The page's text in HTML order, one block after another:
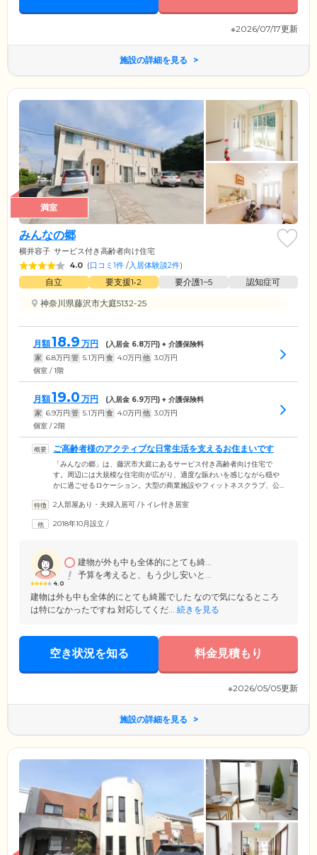
※2026/07/17更新
施設の詳細を見る
満室
みんなの郷
横井容子 サービス付き高齢者向け住宅
4.0 (口コミ1件 /入居体験談2件)
自立 要支援1•2 要介護1~5
認知症可
神奈川県藤沢市大庭5132-25
月額18.9 万円 (入居金 6.8万円) + 介護保険料
家 6.8万円 管 5.1万円 食 4.0万円 他 3.0万円
個室 / 1階
月額19.0 万円 (入居金 6.9万円) + 介護保険料
家 6.9万円 管 5.1万円 食 4.0万円 他 3.0万円
個室 / 2階
ご高齢者様のアクティブな日常生活を支えるお住まいです
「みんなの郷」は、藤沢市大庭にあるサービス付き高齢者向け住宅で
す。周辺には大規模な住宅街が広がり、適度な賑わいを感じながら穏や
かに過ごせるロケーション。大型の商業施設やフィットネスクラブ、公
にぴったりな環境です。また、JR「辻堂」駅からバスで9分と、ご家族様
さらに、ご入居にあたって高額な入居一時金は一切不要としています。
2人部屋あり・夫婦入居可 /トイレ付き居室
2018年10月設立 /
4.0
建物が外も中も全体的にとても綺...
予算を考えると、もう少し安いと...
建物は外も中も全体的にとても綺麗でした なので気になるところ
は特になかったですね 対応してくだ... 続きを見る
空き状況を知る 料金見積もり
※2026/05/05更新
施設の詳細を見る